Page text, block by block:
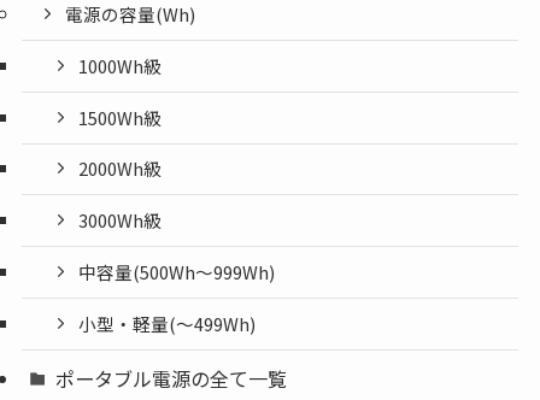
電源の容量(Wh)
1000Wh級
1500Wh級
2000Wh級
3000Wh級
中容量(500Wh～999Wh)
小型・軽量(〜499Wh)
ポータブル電源の全て一覧